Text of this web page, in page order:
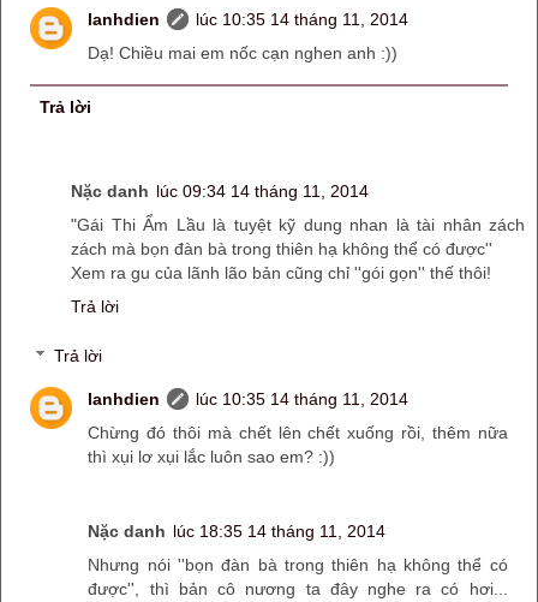
lanhdien
lúc 10:35 14 tháng 11, 2014
Dạ! Chiều mai em nốc cạn nghen anh :))
Trả lời
Nặc danh lúc 09:34 14 tháng 11, 2014
"Gái Thi Ẩm Lầu là tuyệt kỹ dung nhan là tài nhân zách
zách mà bọn đàn bà trong thiên hạ không thể có được''
Xem ra gu của lãnh lão bản cũng chỉ ''gói gọn'' thế thôi!
Trả lời
Trả lời
lanhdien
lúc 10:35 14 tháng 11, 2014
Chừng đó thôi mà chết lên chết xuống rồi, thêm nữa
thì xụi lơ xụi lắc luôn sao em? :))
Nặc danh lúc 18:35 14 tháng 11, 2014
Nhưng nói ''bọn đàn bà trong thiên hạ không thể có
được'', thì bản cô nương ta đây nghe ra có hơi...